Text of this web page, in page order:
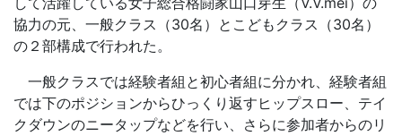
協力の元、一般クラス（30名）とこどもクラス（30名）
の２部構成で行われた。
一般クラスでは経験者組と初心者組に分かれ、経験者組
では下のポジションからひっくり返すヒップスロー、テイ
クダウンのニータップなどを行い、さらに参加者からのリ